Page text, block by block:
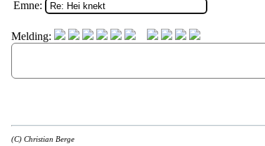
Emne:
Melding:
(C) Christian Berge